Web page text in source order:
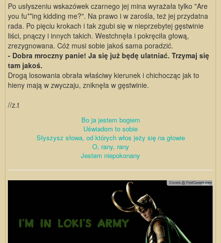
Po usłyszeniu wskazówek czarnego jej mina wyrażała tylko "Are
you fu**ing kidding me?". Na prawo i w zarośla, też jej przydatna
rada. Po pięciu krokach i tak zgubi się w nieprzebytej gęstwinie
liści, pnączy i innych takich. Westchnęła i pokręciła głową,
zrezygnowana. Cóż musi sobie jakoś sama poradzić.
- Dobra mroczny panie! Ja się już będę ulatniać. Trzymaj się
tam jakoś.
Drogą losowania obrała właściwy kierunek i chichocząc jak to
hieny mają w zwyczaju, zniknęła w gęstwinie.
//z.t
Bo ja jestem bogiem
Uświadom to sobie
Słyszysz słowa, od których włos jeży się na głowie
O, rany, rany
Jestem niepokonany